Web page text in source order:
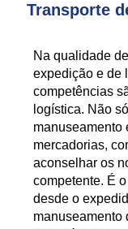
Transporte
Na qualidade
expedição e de
competências
logística. Não
manuseamento
mercadorias,
aconselhar os
competente. É
desde o
manuseamento